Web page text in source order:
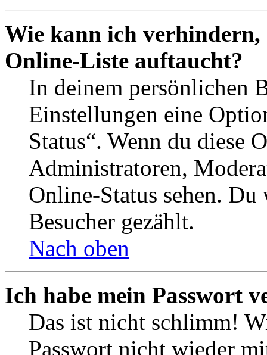
Wie kann ich verhindern,
Online-Liste auftaucht?
In deinem persönlichen
Einstellungen eine
Status“. Wenn du diese
Administratoren,
Online-Status sehen.
Besucher gezählt.
Nach oben
Ich habe mein Passwort
Das ist nicht schlimm!
Passwort nicht wieder